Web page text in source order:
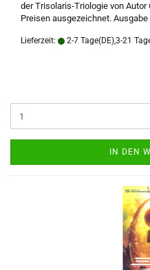
der Trisolaris-Triologie von
Preisen ausgezeichnet.
Lieferzeit: 2-7 Tage(DE),3-21
IN DEN